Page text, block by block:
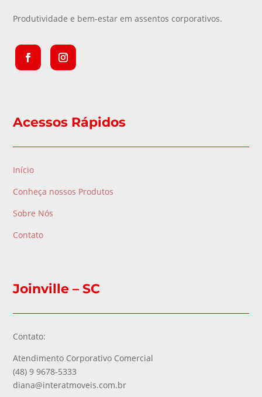
Produtividade e bem-estar em assentos corporativos.
Acessos Rápidos
Início
Conheça nossos Produtos
Sobre Nós
Contato
Joinville – SC
Contato:
Atendimento Corporativo Comercial
(48) 9 9678-5333
diana@interatmoveis.com.br